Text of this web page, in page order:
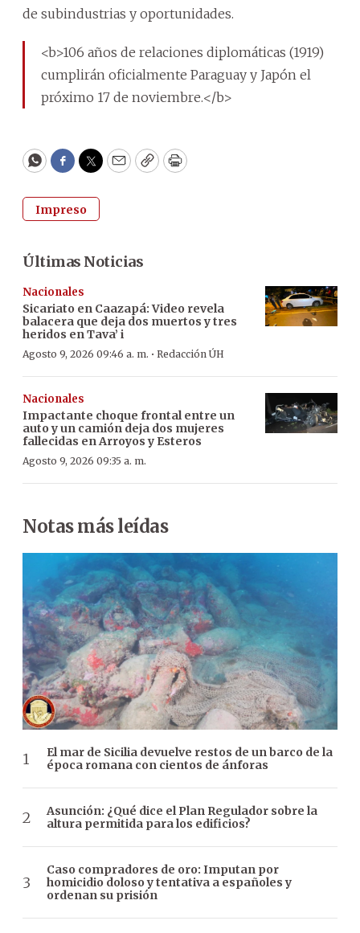
de subindustrias y oportunidades.
<b>106 años de relaciones diplomáticas (1919)
cumplirán oficialmente Paraguay y Japón el
próximo 17 de noviembre.</b>
WhatsApp
Facebook
Twitter
EmailCopyPrint
Impreso
Últimas Noticias
Nacionales
Sicariato en Caazapá: Video revela
balacera que deja dos muertos y tres
heridos en Tava’ i
Agosto 9, 2026 09:46 a. m. · Redacción ÚH
Nacionales
Impactante choque frontal entre un
auto y un camión deja dos mujeres
fallecidas en Arroyos y Esteros
Agosto 9, 2026 09:35 a. m.
Notas más leídas
El mar de Sicilia devuelve restos de un barco de la
época romana con cientos de ánforas
Asunción: ¿Qué dice el Plan Regulador sobre la
altura permitida para los edificios?
Caso compradores de oro: Imputan por
homicidio doloso y tentativa a españoles y
ordenan su prisión